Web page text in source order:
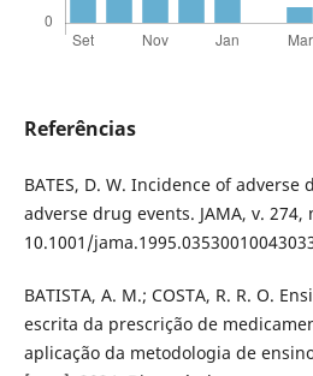
Referências
BATES, D. W. Incidence of
adverse drug events. JAMA, v. 274,
10.1001/
BATISTA, A. M.; COSTA, R. R. O.
escrita da prescrição de
aplicação da metodologia de